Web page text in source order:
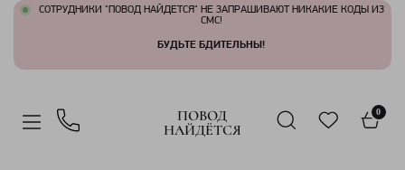
СОТРУДНИКИ "ПОВОД НАЙДЕТСЯ" НЕ ЗАПРАШИВАЮТ НИКАКИЕ КОДЫ ИЗ
СМС!
БУДЬТЕ БДИТЕЛЬНЫ!
ПОВОД
НАЙДЁТСЯ
0